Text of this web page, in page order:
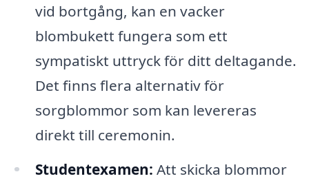
vid bortgång, kan en vacker
blombukett fungera som ett
sympatiskt uttryck för ditt deltagande.
Det finns flera alternativ för
sorgblommor som kan levereras
direkt till ceremonin.
Studentexamen: Att skicka blommor